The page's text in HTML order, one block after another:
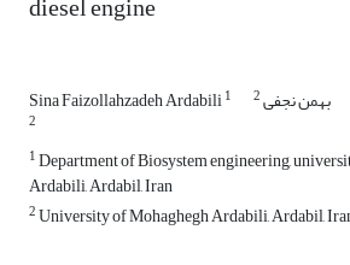
Sina Faizollahzadeh Ardabili1 بهمن نجفی2
2
1Department of Biosystem engineering,
Ardabili, Ardabil, Iran
2University of Mohaghegh Ardabili, Ardabil,